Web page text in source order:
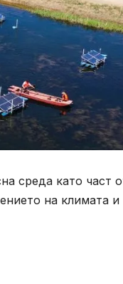
среда като част
на климата и